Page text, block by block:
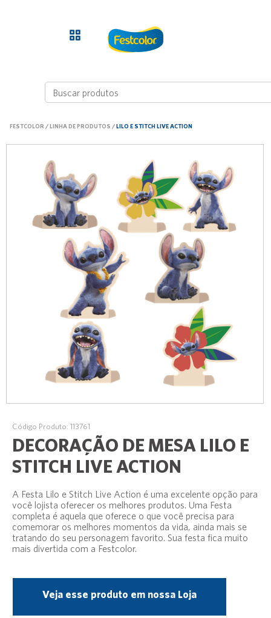
FESTCOLOR /LINHA DE PRODUTOS /LILO E STITCH LIVE ACTION
Código Produto: 113761
DECORAÇÃO DE MESA LILO E
STITCH LIVE ACTION
A Festa Lilo e Stitch Live Action é uma excelente opção para
você lojista oferecer os melhores produtos. Uma Festa
completa é aquela que oferece o que você precisa para
comemorar os melhores momentos da vida, ainda mais se
tratando do seu personagem favorito. Sua festa fica muito
mais divertida com a Festcolor.
Veja esse produto em nossa Loja